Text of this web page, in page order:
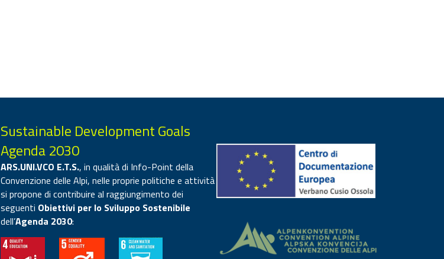
Sustainable Development Goals
Agenda 2030
ARS.UNI.VCO E.T.S., in qualità di Info-Point della
Convenzione delle Alpi, nelle proprie politiche e attività
si propone di contribuire al raggiungimento dei
seguenti Obiettivi per lo Sviluppo Sostenibile
dell’Agenda 2030: